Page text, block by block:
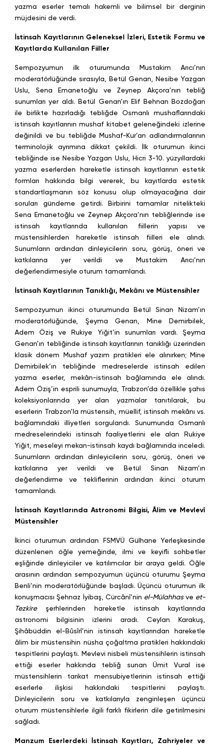
yazma eserler temalı hakemli ve bilimsel bir derginin
müjdesini de verdi.
İstinsah Kayıtlarının Geleneksel İzleri, Estetik Formu ve
Kayıtlarda Kullanılan Fiiller
Sempozyumun ilk oturumunda Mustakim Arıcı’nın
moderatörlüğünde sırasıyla, Betül Genan, Nesibe Yazgan
Uslu, Sena Emanetoğlu ve Zeynep Akçora’nın tebliğ
sunumları yer aldı. Betül Genan’ın Elif Behnan Bozdoğan
ile birlikte hazırladığı tebliğde Osmanlı mushaflarındaki
istinsah kayıtlarının mushaf kitabet geleneğindeki izlerine
değinildi ve bu tebliğde Mushaf-Kur’an adlandırmalarının
terminolojik ayrımına dikkat çekildi. İlk oturumun ikinci
tebliğinde ise Nesibe Yazgan Uslu, Hicri 3-10. yüzyıllardaki
yazma eserlerden hareketle istinsah kayıtlarının estetik
formları hakkında bilgi vererek, bu kayıtlarda estetik
standartlaşmanın söz konusu olup olmayacağına dair
soruları gündeme getirdi. Birbirini tamamlar nitelikteki
Sena Emanetoğlu ve Zeynep Akçora’nın tebliğlerinde ise
istinsah kayıtlarında kullanılan fiillerin yapısı ve
müstensihlerden hareketle istinsah fiilleri ele alındı.
Sunumların ardından dinleyicilerin soru, görüş, öneri ve
katkılarına yer verildi ve Mustakim Arıcı’nın
değerlendirmesiyle oturum tamamlandı.
İstinsah Kayıtlarının Tanıklığı, Mekânı ve Müstensihler
Sempozyumun ikinci oturumunda Betül Sinan Nizam’ın
moderatörlüğünde, Şeyma Genan, Mine Demirbilek,
Adem Öziş ve Rukiye Yiğit’in sunumları vardı. Şeyma
Genan’ın tebliğinde istinsah kayıtlarının tanıklığı üzerinden
klasik dönem Mushaf yazım pratikleri ele alınırken; Mine
Demirbilek’ın tebliğinde medreselerde istinsah edilen
yazma eserler, mekân-istinsah bağlamında ele alındı.
Adem Öziş’in esprili sunumuyla, Trabzon’da özellikle şahıs
koleksiyonlarında yer alan yazmalar tanıtılarak, bu
eserlerin Trabzon’la müstensih, müellif, istinsah mekânı vs.
bağlamındaki illiyetleri sorgulandı. Sunumunda Osmanlı
medreselerindeki istinsah faaliyetlerini ele alan Rukiye
Yiğit, meseleyi mekan-istinsah kaydı bağlamında inceledi.
Sunumların ardından dinleyicilerin soru, görüş, öneri ve
katkılarına yer verildi ve Betül Sinan Nizam’ın
değerlendirme ve tekliflerinin ardından ikinci oturum
tamamlandı.
İstinsah Kayıtlarında Astronomi Bilgisi, Âlim ve Mevlevî
Müstensihler
İkinci oturumun ardından FSMVÜ Gülhane Yerleşkesinde
düzenlenen öğle yemeğinde, ilmi ve keyifli sohbetler
eşliğinde dinleyiciler ve katılımcılar bir araya geldi. Öğle
arasının ardından sempozyumun üçüncü oturumu Şeyma
Benli’nin moderatörlüğünde başladı. Üçüncü oturumun ilk
konuşmacısı Şehnaz İyibaş, Cürcânî’nin el-Mülahhasve et-
Tezkireşerhlerinden hareketle istinsah kayıtlarında
astronomi bilgisinin izlerini aradı. Ceylan Karakuş,
Şihâbüddin el-Bûsîrî’nin istinsah kayıtlarından hareketle
âlim bir müstensihin nüsha çoğaltma pratikleri hakkındaki
tespitlerini paylaştı. Mevlevi nisbeli müstensihlerin istinsah
ettiği eserler hakkında tebliğ sunan Ümit Vural ise
müstensihlerin tarikat mensubiyetlerinin istinsah ettiği
eserlerle ilişkisi hakkındaki tespitlerini paylaştı.
Dinleyicilerin soru ve katkılarıyla zenginleşen üçüncü
oturum müstensihlerle ilgili farklı fikirlerin dile getirilmesini
sağladı.
Manzum Eserlerdeki İstinsah Kayıtları, Zahriyeler ve